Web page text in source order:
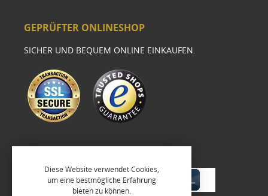
GEPRÜFTER ONLINESHOP
SICHER UND BEQUEM ONLINE EINKAUFEN.
Diese Website verwendet Cookies,
um eine bestmögliche Erfahrung
bieten zu können.